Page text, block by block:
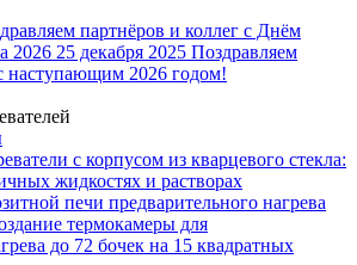
партнёров и коллег с Днём
2026 25 декабря 2025 Поздравляем
наступающим 2026 годом!
с корпусом из кварцевого стекла:
жидкостях и растворах
печи предварительного нагрева
термокамеры для
до 72 бочек на 15 квадратных